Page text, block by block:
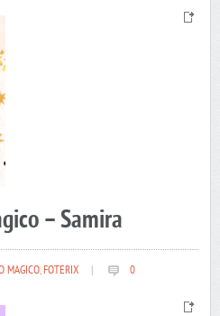
– Samira
MAGICO,FOTERIX 0